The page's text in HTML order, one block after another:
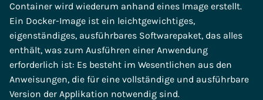
Container wird wiederum anhand eines Image erstellt.
Ein Docker-Image ist ein leichtgewichtiges,
eigenständiges, ausführbares Softwarepaket, das alles
enthält, was zum Ausführen einer Anwendung
erforderlich ist: Es besteht im Wesentlichen aus den
Anweisungen, die für eine vollständige und ausführbare
Version der Applikation notwendig sind.